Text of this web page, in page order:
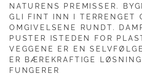
NATURENS PREMISSER.
GLI FINT INN I TERRENGET
OMGIVELSENE RUNDT.
PUSTER ISTEDEN FOR
VEGGENE ER EN
ER BÆREKRAFTIGE
FUNGERER